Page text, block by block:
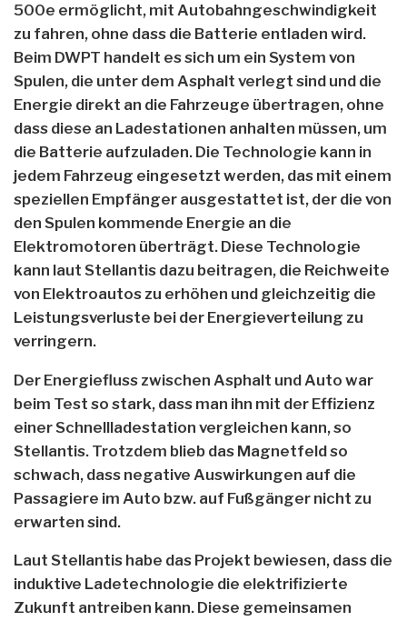
500e ermöglicht, mit Autobahngeschwindigkeit
zu fahren, ohne dass die Batterie entladen wird.
Beim DWPT handelt es sich um ein System von
Spulen, die unter dem Asphalt verlegt sind und die
Energie direkt an die Fahrzeuge übertragen, ohne
dass diese an Ladestationen anhalten müssen, um
die Batterie aufzuladen. Die Technologie kann in
jedem Fahrzeug eingesetzt werden, das mit einem
speziellen Empfänger ausgestattet ist, der die von
den Spulen kommende Energie an die
Elektromotoren überträgt. Diese Technologie
kann laut Stellantis dazu beitragen, die Reichweite
von Elektroautos zu erhöhen und gleichzeitig die
Leistungsverluste bei der Energieverteilung zu
verringern.
Der Energiefluss zwischen Asphalt und Auto war
beim Test so stark, dass man ihn mit der Effizienz
einer Schnellladestation vergleichen kann, so
Stellantis. Trotzdem blieb das Magnetfeld so
schwach, dass negative Auswirkungen auf die
Passagiere im Auto bzw. auf Fußgänger nicht zu
erwarten sind.
Laut Stellantis habe das Projekt bewiesen, dass die
induktive Ladetechnologie die elektrifizierte
Zukunft antreiben kann. Diese gemeinsamen